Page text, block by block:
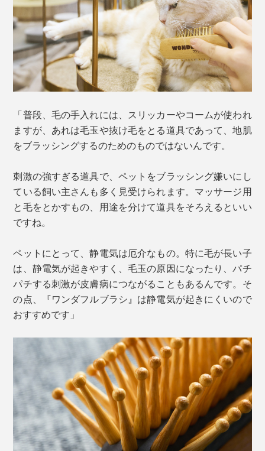
「普段、毛の手入れには、スリッカーやコームが使われ
ますが、あれは毛玉や抜け毛をとる道具であって、地肌
をブラッシングするのためのものではないんです。
刺激の強すぎる道具で、ペットをブラッシング嫌いにし
ている飼い主さんも多く見受けられます。マッサージ用
と毛をとかすもの、用途を分けて道具をそろえるといい
ですね。
ペットにとって、静電気は厄介なもの。特に毛が長い子
は、静電気が起きやすく、毛玉の原因になったり、パチ
パチする刺激が皮膚病につながることもあるんです。そ
の点、『ワンダフルブラシ』は静電気が起きにくいので
おすすめです」